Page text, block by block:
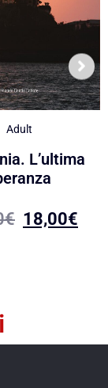
Adult
L’ultima
€ 18,00€